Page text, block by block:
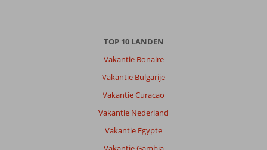
TOP 10 LANDEN
Vakantie Bonaire
Vakantie Bulgarije
Vakantie Curacao
Vakantie Nederland
Vakantie Egypte